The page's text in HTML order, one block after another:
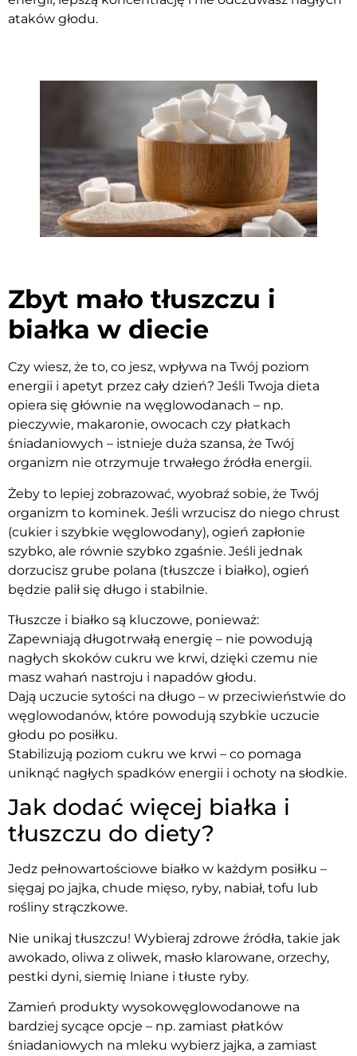
ataków głodu.
Zbyt mało tłuszczu i
białka w diecie
Czy wiesz, że to, co jesz, wpływa na Twój poziom
energii i apetyt przez cały dzień? Jeśli Twoja dieta
opiera się głównie na węglowodanach – np.
pieczywie, makaronie, owocach czy płatkach
śniadaniowych – istnieje duża szansa, że Twój
organizm nie otrzymuje trwałego źródła energii.
Żeby to lepiej zobrazować, wyobraź sobie, że Twój
organizm to kominek. Jeśli wrzucisz do niego chrust
(cukier i szybkie węglowodany), ogień zapłonie
szybko, ale równie szybko zgaśnie. Jeśli jednak
dorzucisz grube polana (tłuszcze i białko), ogień
będzie palił się długo i stabilnie.
Tłuszcze i białko są kluczowe, ponieważ:
Zapewniają długotrwałą energię – nie powodują
nagłych skoków cukru we krwi, dzięki czemu nie
masz wahań nastroju i napadów głodu.
Dają uczucie sytości na długo – w przeciwieństwie do
węglowodanów, które powodują szybkie uczucie
głodu po posiłku.
Stabilizują poziom cukru we krwi – co pomaga
uniknąć nagłych spadków energii i ochoty na słodkie.
Jak dodać więcej białka i
tłuszczu do diety?
Jedz pełnowartościowe białko w każdym posiłku –
sięgaj po jajka, chude mięso, ryby, nabiał, tofu lub
rośliny strączkowe.
Nie unikaj tłuszczu! Wybieraj zdrowe źródła, takie jak
awokado, oliwa z oliwek, masło klarowane, orzechy,
pestki dyni, siemię lniane i tłuste ryby.
Zamień produkty wysokowęglowodanowe na
bardziej sycące opcje – np. zamiast płatków
śniadaniowych na mleku wybierz jajka, a zamiast